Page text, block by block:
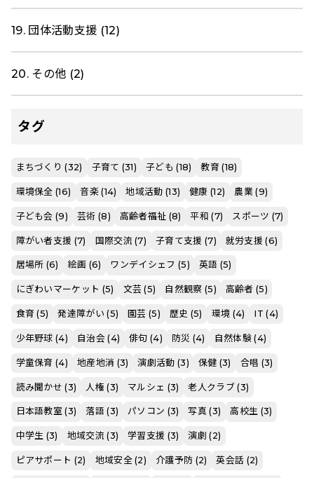
19. 団体活動支援 (12)
20. その他 (2)
タグ
まちづくり (32) 子育て (31) 子ども (18) 教育 (18)
環境保全 (16) 音楽 (14) 地域活動 (13) 健康 (12) 農業 (9)
子ども会 (9) 芸術 (8) 高齢者福祉 (8) 平和 (7) スポーツ (7)
障がい者支援 (7) 国際交流 (7) 子育て支援 (7) 就労支援 (6)
居場所 (6) 絵画 (6) ワンデイシェフ (5) 英語 (5)
にぎわいマーケット (5) 文芸 (5) 自然観察 (5) 高齢者 (5)
食育 (5) 発達障がい (5) 園芸 (5) 歴史 (5) 環境 (4) IT (4)
少年野球 (4) 自治会 (4) 俳句 (4) 防災 (4) 自然体験 (4)
学童保育 (4) 地産地消 (3) 演劇活動 (3) 保健 (3) 合唱 (3)
読み聞かせ (3) 人権 (3) マルシェ (3) 老人クラブ (3)
日本語教室 (3) 落語 (3) パソコン (3) 写真 (3) 高校生 (3)
中学生 (3) 地域交流 (3) 学習支援 (3) 演劇 (2)
ピアサポート (2) 地域安全 (2) 介護予防 (2) 英会話 (2)